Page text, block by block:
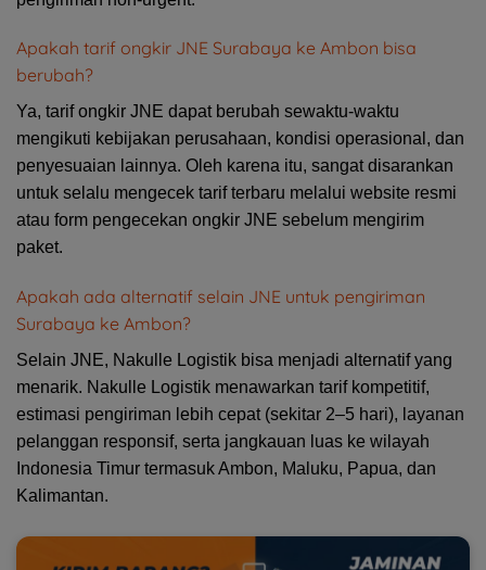
Apakah tarif ongkir JNE Surabaya ke Ambon bisa
berubah?
Ya, tarif ongkir JNE dapat berubah sewaktu-waktu
mengikuti kebijakan perusahaan, kondisi operasional, dan
penyesuaian lainnya. Oleh karena itu, sangat disarankan
untuk selalu mengecek tarif terbaru melalui website resmi
atau form pengecekan ongkir JNE sebelum mengirim
paket.
Apakah ada alternatif selain JNE untuk pengiriman
Surabaya ke Ambon?
Selain JNE, Nakulle Logistik bisa menjadi alternatif yang
menarik. Nakulle Logistik menawarkan tarif kompetitif,
estimasi pengiriman lebih cepat (sekitar 2–5 hari), layanan
pelanggan responsif, serta jangkauan luas ke wilayah
Indonesia Timur termasuk Ambon, Maluku, Papua, dan
Kalimantan.